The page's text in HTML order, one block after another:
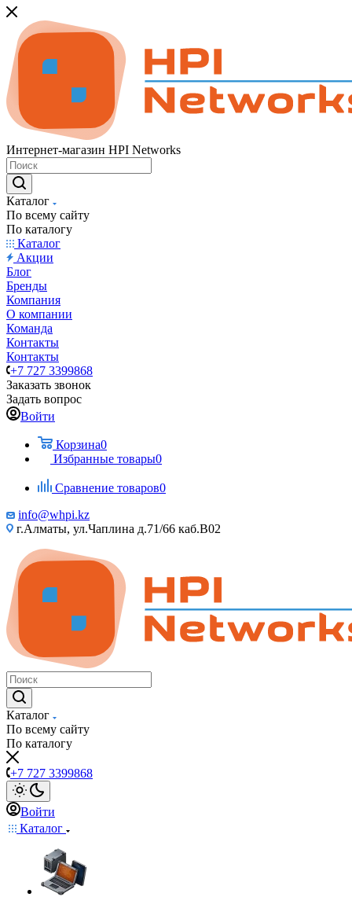
Интернет-магазин HPI Networks
Каталог
По всему сайту
По каталогу
Каталог
Акции
Блог
Бренды
Компания
О компании
Команда
Контакты
Контакты
+7 727 3399868
Заказать звонок
Задать вопрос
Войти
Корзина0
Избранные товары0
Сравнение товаров0
info@whpi.kz
г.Алматы, ул.Чаплина д.71/66 каб.B02
Каталог
По всему сайту
По каталогу
+7 727 3399868
Войти
Каталог